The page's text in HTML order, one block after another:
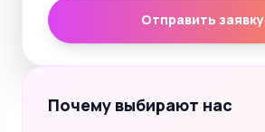
Отправить заявку
Почему выбирают нас